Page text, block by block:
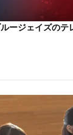
ージェイズの